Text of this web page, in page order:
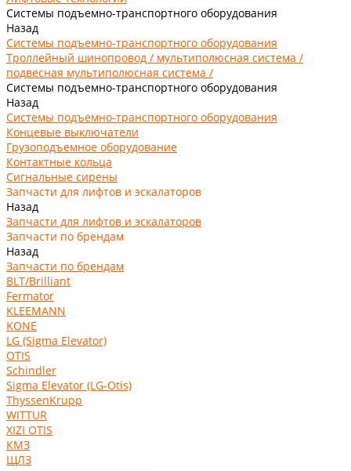
Системы подъемно-транспортного оборудования
Назад
Системы подъемно-транспортного оборудования
Троллейный шинопровод / мультиполюсная система /
подвесная мультиполюсная система /
Системы подъемно-транспортного оборудования
Назад
Системы подъемно-транспортного оборудования
Концевые выключатели
Грузоподъемное оборудование
Контактные кольца
Сигнальные сирены
Запчасти для лифтов и эскалаторов
Назад
Запчасти для лифтов и эскалаторов
Запчасти по брендам
Назад
Запчасти по брендам
BLT/Brilliant
Fermator
KLEEMANN
KONE
LG (Sigma Elevator)
OTIS
Schindler
Sigma Elevator (LG-Otis)
ThyssenKrupp
WITTUR
XIZI OTIS
КМЗ
ЩЛЗ